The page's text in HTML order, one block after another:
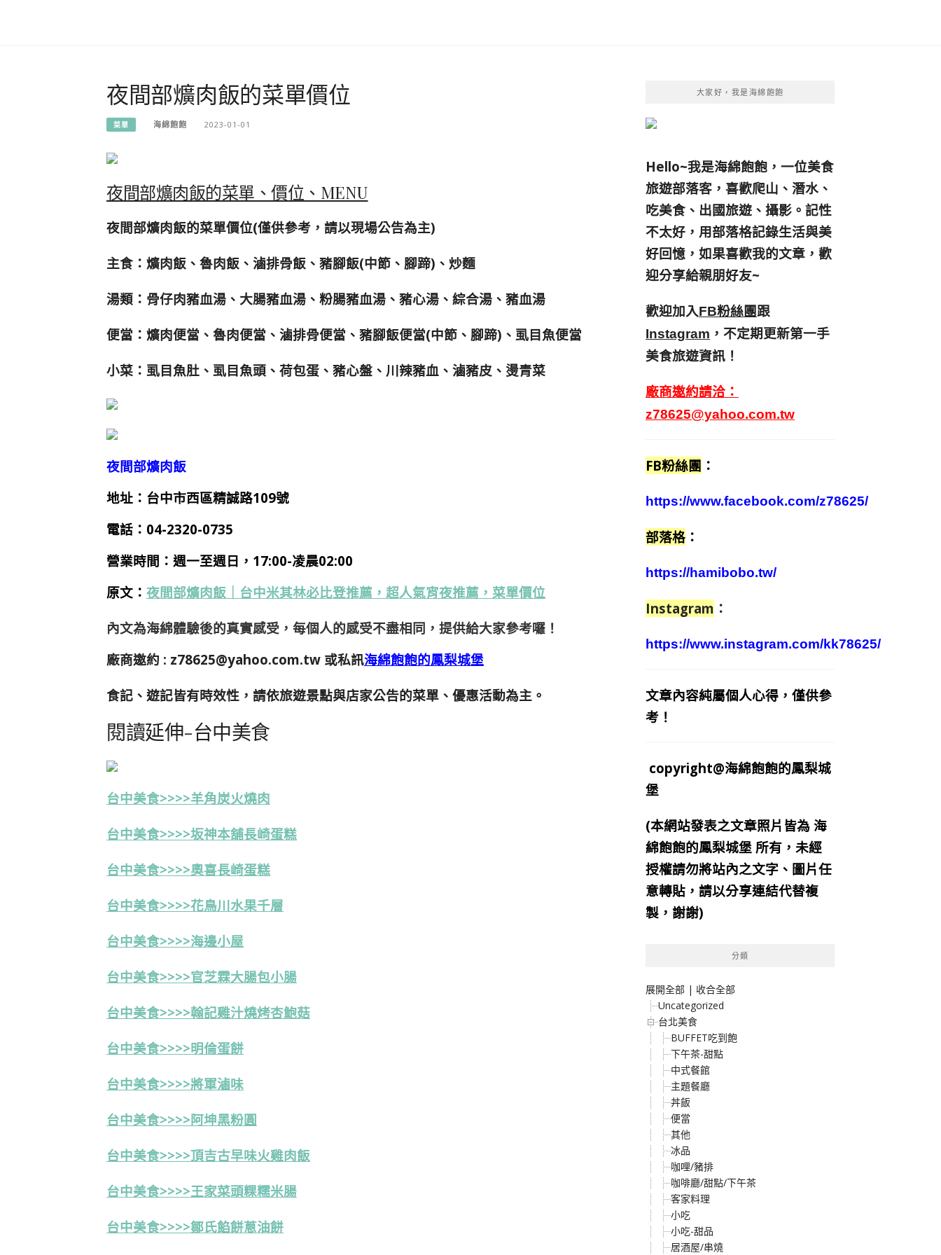
夜間部爌肉飯的菜單價位
菜單 海綿飽飽 2023-01-01
夜間部爌肉飯的菜單、價位、MENU
夜間部爌肉飯的菜單價位(僅供參考，請以現場公告為主)
主食：爌肉飯、魯肉飯、滷排骨飯、豬腳飯(中節、腳蹄)、炒麵
湯類：骨仔肉豬血湯、大腸豬血湯、粉腸豬血湯、豬心湯、綜合湯、豬血湯
便當：爌肉便當、魯肉便當、滷排骨便當、豬腳飯便當(中節、腳蹄)、虱目魚便當
小菜：虱目魚肚、虱目魚頭、荷包蛋、豬心盤、川辣豬血、滷豬皮、燙青菜
夜間部爌肉飯
地址：台中市西區精誠路109號
電話： 04-2320-0735
營業時間： 週一至週日，17:00-凌晨02:00
原文： 夜間部爌肉飯｜台中米其林必比登推薦，超人氣宵夜推薦，菜單價位
內文為海綿體驗後的真實感受，每個人的感受不盡相同，提供給大家參考囉！
廠商邀約 : z78625@yahoo.com.tw 或私訊海綿飽飽的鳳梨城堡
食記、遊記皆有時效性，請依旅遊景點與店家公告的菜單、優惠活動為主。
閱讀延伸-台中美食
台中美食>>>>羊角炭火燒肉
台中美食>>>>坂神本舖長崎蛋糕
台中美食>>>>奧喜長崎蛋糕
台中美食>>>>花鳥川水果千層
台中美食>>>>海邊小屋
台中美食>>>>官芝霖大腸包小腸
台中美食>>>>翰記雞汁燒烤杏鮑菇
台中美食>>>>明倫蛋餅
台中美食>>>>將軍滷味
台中美食>>>>阿坤黑粉圓
台中美食>>>>頂吉古早味火雞肉飯
台中美食>>>>王家菜頭粿糯米腸
台中美食>>>>鄒氏餡餅蔥油餅
大家好，我是海綿飽飽
Hello~我是海綿飽飽，一位美食
旅遊部落客， 喜歡爬山、潛水、
吃美食、出國旅遊、攝影。 記性
不太好，用部落格記錄生活與美
好回憶， 如果喜歡我的文章，歡
迎分享給親朋好友~
歡迎加入FB粉絲團跟
Instagram ，不定期更新第一手
美食旅遊資訊！
廠商邀約請洽：
z78625@yahoo.com.tw
FB粉絲團 ：
https://www.facebook.com/z78625/
部落格 ：
https://hamibobo.tw/
Instagram ：
https://www.instagram.com/kk78625/
文章內容純屬個人心得，僅供參
考！
copyright@海綿飽飽的鳳梨城
堡
(本網站發表之文章照片皆為 海
綿飽飽的鳳梨城堡 所有，未經
授權請勿將站內之文字、圖片任
意轉貼，請以分享連結代替複
製，謝謝)
分類
展開全部 | 收合全部
Uncategorized
台北美食
BUFFET吃到飽
下午茶-甜點
中式餐館
主題餐廳
丼飯
便當
其他
冰品
咖哩/豬排
咖啡廳/甜點/下午茶
客家料理
小吃
小吃-甜品
居酒屋/串燒